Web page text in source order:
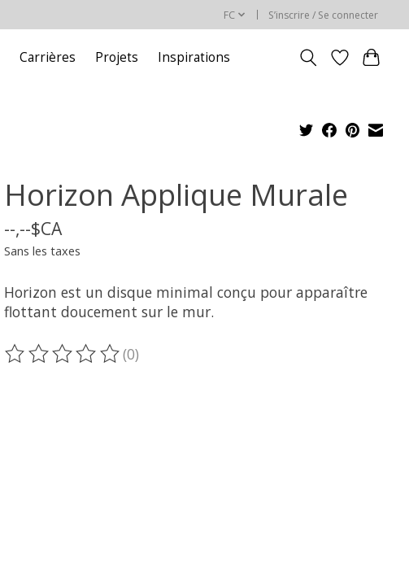
FC S’inscrire / Se connecter
Carrières Projets Inspirations
Horizon Applique Murale
--,--$CA
Sans les taxes
Horizon est un disque minimal conçu pour apparaître
flottant doucement sur le mur.
Ce produit est évalué à
(0)